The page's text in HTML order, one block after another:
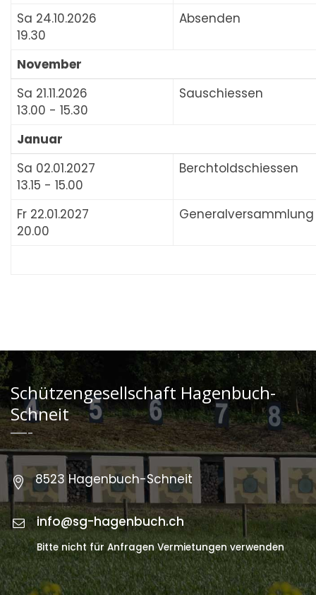
Sa 24.10.2026
19.30
Absenden
November
Sa 21.11.2026
13.00 - 15.30
Sauschiessen
Januar
Sa 02.01.2027
13.15 - 15.00
Berchtoldschiessen
Fr 22.01.2027
20.00
Generalversammlung
Schützengesellschaft Hagenbuch-
Schneit
8523 Hagenbuch-Schneit
info@sg-hagenbuch.ch
Bitte nicht für Anfragen Vermietungen verwenden